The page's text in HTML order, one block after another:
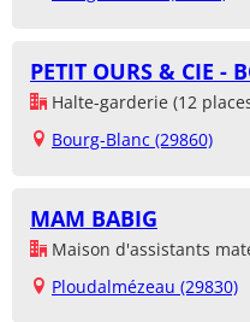
PETIT OURS & CIE -
Halte-garderie (12
Bourg-Blanc (29860)
MAM BABIG
Maison d'assistants
Ploudalmézeau (29830)